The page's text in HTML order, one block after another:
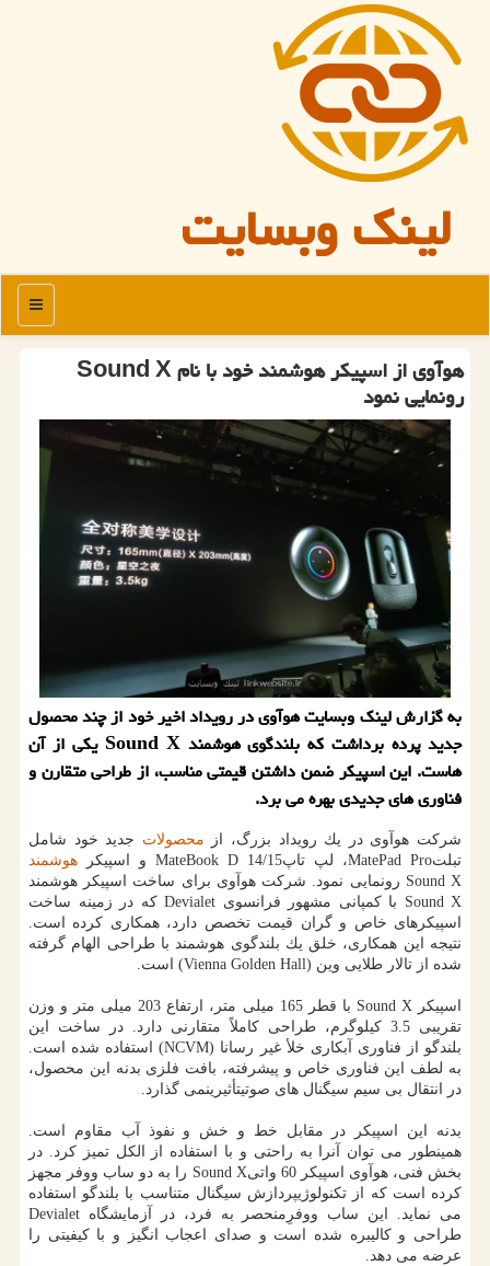
لینک وبسایت
منو
هوآوی از اسپیكر هوشمند خود با نام Sound X
رونمایی نمود
به گزارش لینك وبسایت هوآوی در رویداد اخیر خود از چند محصول
جدید پرده برداشت كه بلندگوی هوشمند Sound X یكی از آن
هاست. این اسپیكر ضمن داشتن قیمتی مناسب، از طراحی متقارن و
فناوری های جدیدی بهره می برد.
شركت هوآوی در یك رویداد بزرگ، از محصولات جدید خود شامل
تبلتMatePad Pro، لپ تاپMateBook D 14/15 و اسپیكر
هوشمند
Sound X رونمایی نمود. شركت هوآوی برای ساخت اسپیكر هوشمند
Sound X با كمپانی مشهور فرانسوی Devialet كه در زمینه ساخت
اسپیكرهای خاص و گران قیمت تخصص دارد، همكاری كرده است.
نتیجه این همكاری، خلق یك بلندگوی هوشمند با طراحی الهام گرفته
شده از تالار طلایی وین (Vienna Golden Hall) است.
اسپیكر Sound X با قطر 165 میلی متر، ارتفاع 203 میلی متر و وزن
تقریبی 3.5 كیلوگرم، طراحی كاملاً متقارنی دارد. در ساخت این
بلندگو از فناوری آبكاری خلأ غیر رسانا (NCVM) استفاده شده است.
به لطف این فناوری خاص و پیشرفته، بافت فلزی بدنه این محصول،
در انتقال بی سیم سیگنال های صوتیتأثیرینمی گذارد.
بدنه این اسپیكر در مقابل خط و خش و نفوذ آب مقاوم است.
همینطور می توان آنرا به راحتی و با استفاده از الكل تمیز كرد. در
بخش فنی، هوآوی اسپیكر 60 واتیSound X را به دو ساب ووفر مجهز
كرده است كه از تكنولوژیپردازش سیگنال متناسب با بلندگو استفاده
می نماید. این ساب ووفرِمنحصر به فرد، در آزمایشگاه Devialet
طراحی و كالیبره شده است و صدای اعجاب انگیز و با كیفیتی را
عرضه می دهد.